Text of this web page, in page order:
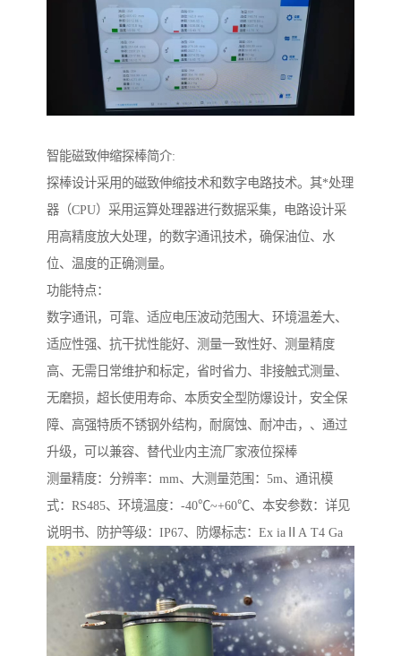
智能磁致伸缩探棒简介:
探棒设计采用的磁致伸缩技术和数字电路技术。其*处理
器（CPU）采用运算处理器进行数据采集，电路设计采
用高精度放大处理，的数字通讯技术，确保油位、水
位、温度的正确测量。
功能特点：
数字通讯，可靠、适应电压波动范围大、环境温差大、
适应性强、抗干扰性能好、测量一致性好、测量精度
高、无需日常维护和标定，省时省力、非接触式测量、
无磨损，超长使用寿命、本质安全型防爆设计，安全保
障、高强特质不锈钢外结构，耐腐蚀、耐冲击，、通过
升级，可以兼容、替代业内主流厂家液位探棒
测量精度：分辨率：mm、大测量范围：5m、通讯模
式：RS485、环境温度：-40℃~+60℃、本安参数：详见
说明书、防护等级：IP67、防爆标志：Ex iaⅡA T4 Ga